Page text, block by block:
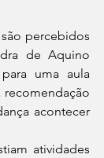
percebidos
de Aquino
uma aula
acontecer
atividades